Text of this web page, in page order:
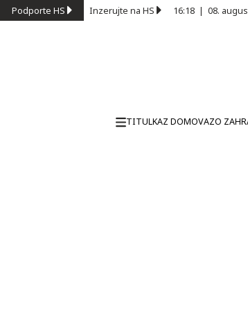
Podporte HS Inzerujte na HS 16:18 | 08.
TITULKAZ DOMOVAZO